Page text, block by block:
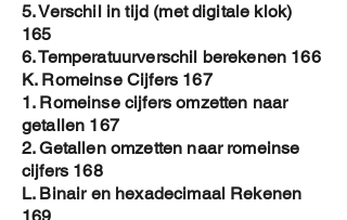
5. Verschil in tijd (met digitale klok)
165
6. Temperatuurverschil berekenen 166
K. Romeinse Cijfers 167
1. Romeinse cijfers omzetten naar
getallen 167
2. Getallen omzetten naar romeinse
cijfers 168
L. Binair en hexadecimaal Rekenen